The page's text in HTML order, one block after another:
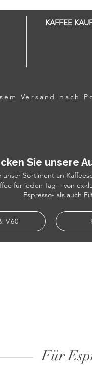
KAFFEE
Versand nach
Sie unsere
unser Sortiment an
für jeden Tag – von
Espresso- als auch
V60
Für